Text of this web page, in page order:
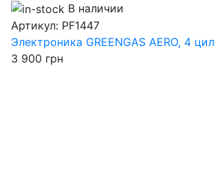
В наличии
Артикул: PF1447
Электроника GREENGAS AERO, 4 цил
3 900 грн